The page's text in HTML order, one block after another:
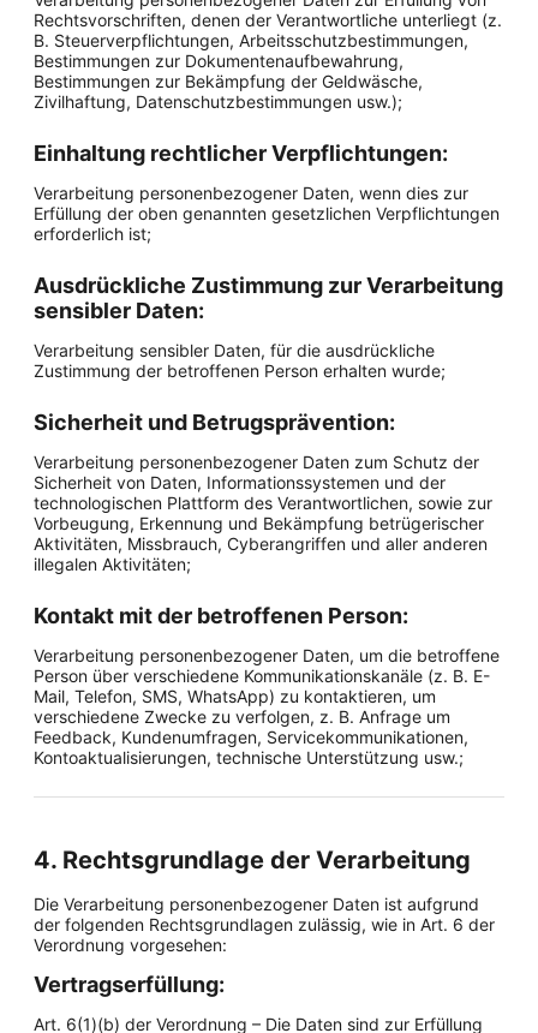
Rechtsvorschriften, denen der Verantwortliche unterliegt (z.
B. Steuerverpflichtungen, Arbeitsschutzbestimmungen,
Bestimmungen zur Dokumentenaufbewahrung,
Bestimmungen zur Bekämpfung der Geldwäsche,
Zivilhaftung, Datenschutzbestimmungen usw.);
Einhaltung rechtlicher Verpflichtungen:
Verarbeitung personenbezogener Daten, wenn dies zur
Erfüllung der oben genannten gesetzlichen Verpflichtungen
erforderlich ist;
Ausdrückliche Zustimmung zur Verarbeitung
sensibler Daten:
Verarbeitung sensibler Daten, für die ausdrückliche
Zustimmung der betroffenen Person erhalten wurde;
Sicherheit und Betrugsprävention:
Verarbeitung personenbezogener Daten zum Schutz der
Sicherheit von Daten, Informationssystemen und der
technologischen Plattform des Verantwortlichen, sowie zur
Vorbeugung, Erkennung und Bekämpfung betrügerischer
Aktivitäten, Missbrauch, Cyberangriffen und aller anderen
illegalen Aktivitäten;
Kontakt mit der betroffenen Person:
Verarbeitung personenbezogener Daten, um die betroffene
Person über verschiedene Kommunikationskanäle (z. B. E-
Mail, Telefon, SMS, WhatsApp) zu kontaktieren, um
verschiedene Zwecke zu verfolgen, z. B. Anfrage um
Feedback, Kundenumfragen, Servicekommunikationen,
Kontoaktualisierungen, technische Unterstützung usw.;
4. Rechtsgrundlage der Verarbeitung
Die Verarbeitung personenbezogener Daten ist aufgrund
der folgenden Rechtsgrundlagen zulässig, wie in Art. 6 der
Verordnung vorgesehen:
Vertragserfüllung:
Art. 6(1)(b) der Verordnung – Die Daten sind zur Erfüllung